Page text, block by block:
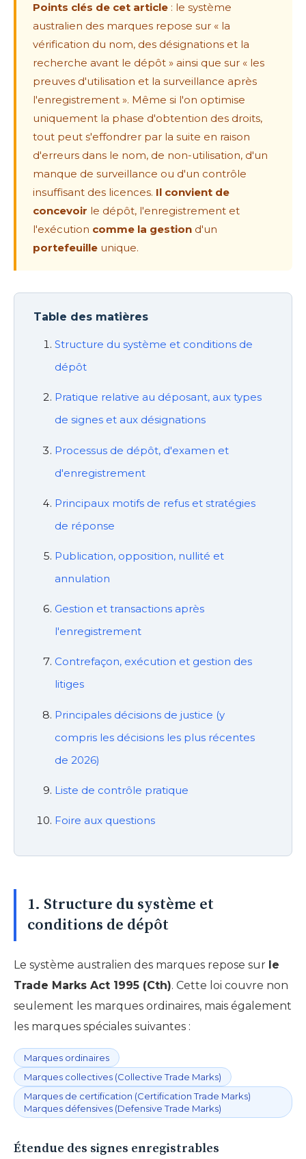
Points clés de cet article : le système
australien des marques repose sur « la
vérification du nom, des désignations et la
recherche avant le dépôt » ainsi que sur « les
preuves d'utilisation et la surveillance après
l'enregistrement ». Même si l'on optimise
uniquement la phase d'obtention des droits,
tout peut s'effondrer par la suite en raison
d'erreurs dans le nom, de non-utilisation, d'un
manque de surveillance ou d'un contrôle
insuffisant des licences. Il convient de
concevoir le dépôt, l'enregistrement et
l'exécution comme la gestion d'un
portefeuille unique.
Table des matières
Structure du système et conditions de
dépôt
Pratique relative au déposant, aux types
de signes et aux désignations
Processus de dépôt, d'examen et
d'enregistrement
Principaux motifs de refus et stratégies
de réponse
Publication, opposition, nullité et
annulation
Gestion et transactions après
l'enregistrement
Contrefaçon, exécution et gestion des
litiges
Principales décisions de justice (y
compris les décisions les plus récentes
de 2026)
Liste de contrôle pratique
Foire aux questions
1. Structure du système et
conditions de dépôt
Le système australien des marques repose sur le
Trade Marks Act 1995 (Cth). Cette loi couvre non
seulement les marques ordinaires, mais également
les marques spéciales suivantes :
Marques ordinaires
Marques collectives (Collective Trade Marks)
Marques de certification (Certification Trade Marks)
Marques défensives (Defensive Trade Marks)
Étendue des signes enregistrables